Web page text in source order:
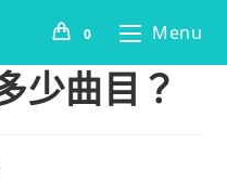
0 Menu
少曲目？